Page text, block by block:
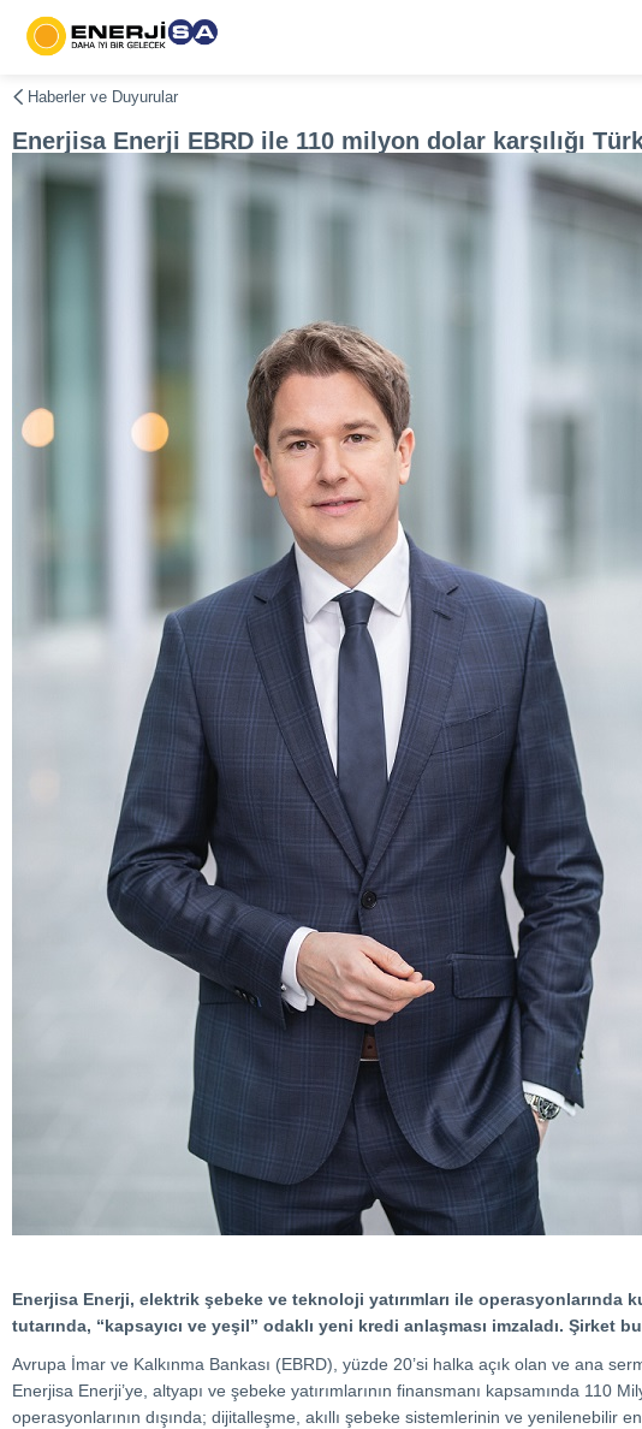
Haberler ve Duyurular
Enerjisa Enerji EBRD ile 110 milyon dolar karşılığı
Enerjisa Enerji, elektrik şebeke ve teknoloji yatırımları ile operasyonlarında
tutarında, “kapsayıcı ve yeşil” odaklı yeni kredi anlaşması imzaladı.
Avrupa İmar ve Kalkınma Bankası (EBRD), yüzde 20’si halka açık olan ve ana
Enerjisa Enerji’ye, altyapı ve şebeke yatırımlarının finansmanı kapsamında 110
operasyonlarının dışında; dijitalleşme, akıllı şebeke sistemlerinin ve yenilenebilir